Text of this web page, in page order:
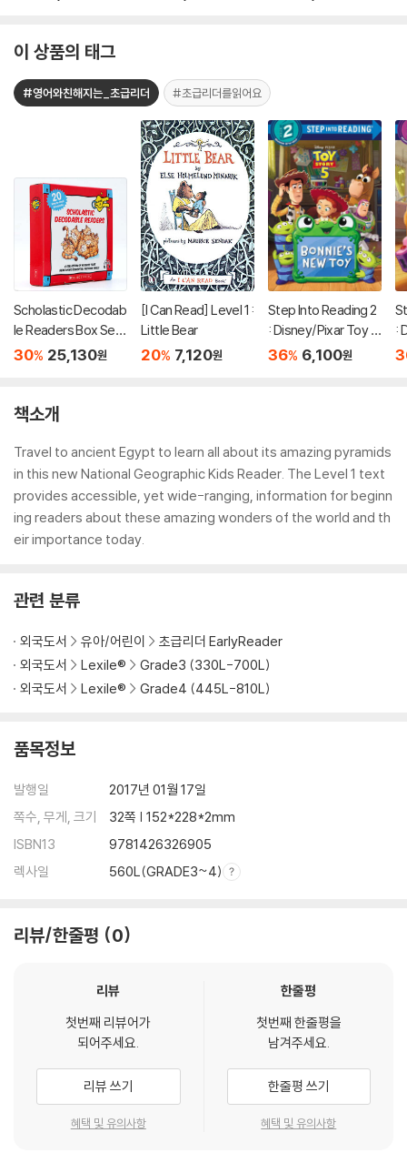
이 상품의 태그
#영어와친해지는_초급리더 #초급리더를읽어요
Scholastic Decodab
le Readers Box Set
Level A (StoryPlus
30% 25,130원
[I Can Read] Level 1 :
Little Bear
20% 7,120원
Step Into Reading 2
: Disney/Pixar Toy S
tory 5 : Bonnie's Ne
36% 6,100원
:
책소개
Travel to ancient Egypt to learn all about its amazing pyramids
in this new National Geographic Kids Reader. The Level 1 text
provides accessible, yet wide-ranging, information for beginn
ing readers about these amazing wonders of the world and th
eir importance today.
관련 분류
외국도서 유아/어린이
초급리더 EarlyReader
외국도서
Lexile®
Grade3 (330L-700L)
외국도서
Lexile® Grade4 (445L-810L)
품목정보
발행일
2017년 01월 17일
쪽수, 무게, 크기
32쪽 | 152*228*2mm
ISBN13
9781426326905
렉사일
560L(GRADE3~4)
리뷰/한줄평 0
리뷰
첫번째 리뷰어가
되어주세요.
리뷰 쓰기
혜택 및 유의사항
한줄평
첫번째 한줄평을
남겨주세요.
한줄평 쓰기
혜택 및 유의사항